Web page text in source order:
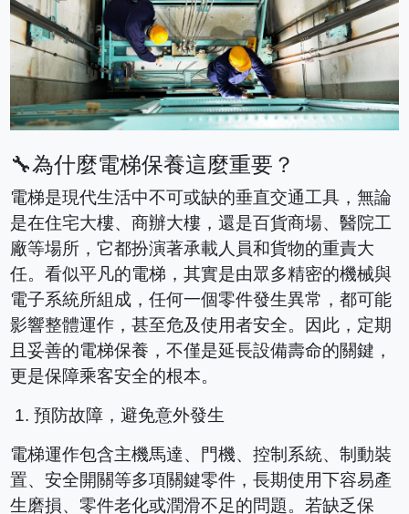
🔧為什麼電梯保養這麼重要？
電梯是現代生活中不可或缺的垂直交通工具，無論
是在住宅大樓、商辦大樓，還是百貨商場、醫院工
廠等場所，它都扮演著承載人員和貨物的重責大
任。看似平凡的電梯，其實是由眾多精密的機械與
電子系統所組成，任何一個零件發生異常，都可能
影響整體運作，甚至危及使用者安全。因此，定期
且妥善的電梯保養，不僅是延長設備壽命的關鍵，
更是保障乘客安全的根本。
1.預防故障，避免意外發生
電梯運作包含主機馬達、門機、控制系統、制動裝
置、安全開關等多項關鍵零件，長期使用下容易產
生磨損、零件老化或潤滑不足的問題。若缺乏保